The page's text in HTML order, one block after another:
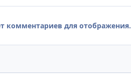
комментариев для отображения.